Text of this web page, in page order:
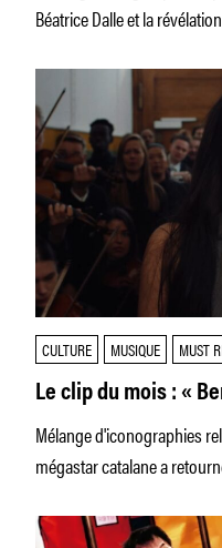
Béatrice Dalle et la
CULTURE MUSIQUE MUST
Le clip du mois : «
Mélange d'iconographies
mégastar catalane a